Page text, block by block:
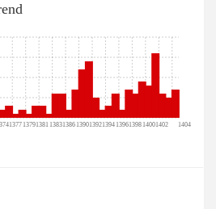
1377 13791381 13831386 139013921394 13961398 14001402 1404